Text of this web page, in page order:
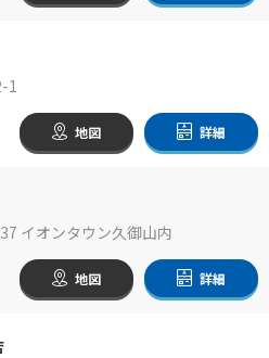
1
地図 詳細
イオンタウン久御山内
地図 詳細